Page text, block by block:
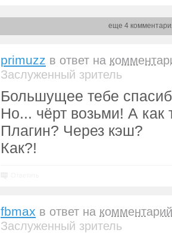
еще 4
primuzz в ответ на
Заслуженный зритель
Большущее тебе
Но... чёрт возьми! А как
Плагин? Через кэш?
Как?!
fbmax в ответ на комментарий
Заслуженный зритель